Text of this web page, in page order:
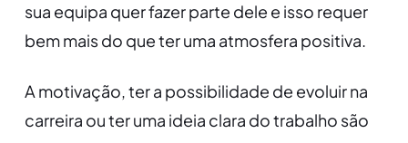
sua equipa quer fazer parte dele e isso requer
bem mais do que ter uma atmosfera positiva.
A motivação, ter a possibilidade de evoluir na
carreira ou ter uma ideia clara do trabalho são